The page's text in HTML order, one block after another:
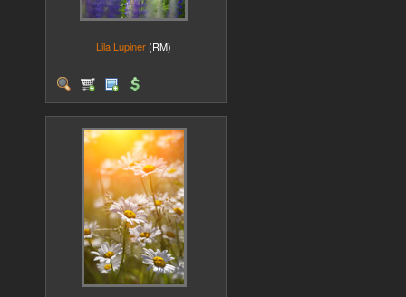
Lila Lupiner (RM)